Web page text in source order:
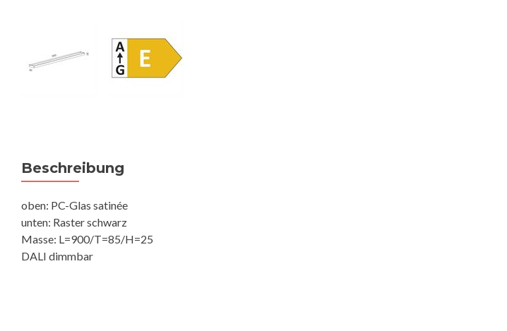
Beschreibung
oben: PC-Glas satinée
unten: Raster schwarz
Masse: L=900/T=85/H=25
DALI dimmbar